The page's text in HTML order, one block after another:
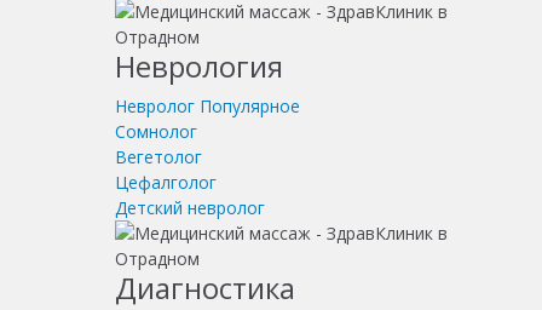
Неврология
Невролог Популярное
Сомнолог
Вегетолог
Цефалголог
Детский невролог
Диагностика